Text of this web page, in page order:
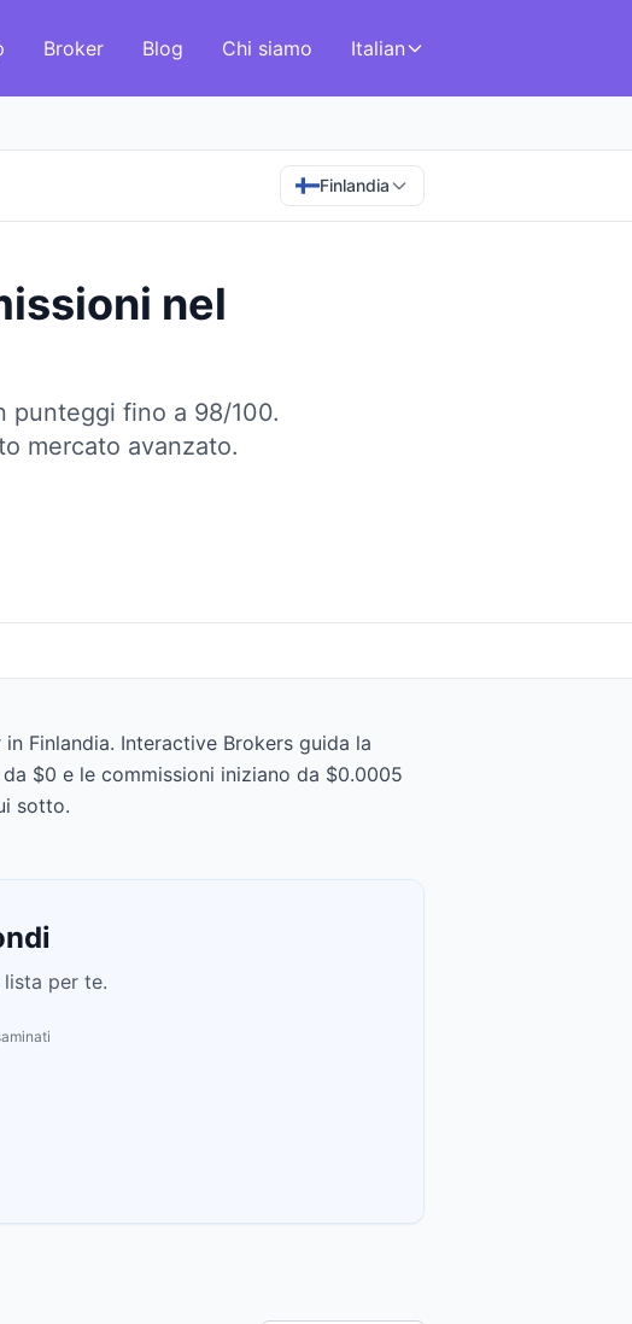
Broker Blog Chi siamo Italian
Finlandia
nel
punteggi fino a 98/100.
mercato avanzato.
Finlandia. Interactive Brokers guida la
$0 e le commissioni iniziano da $0.0005
sotto.
per te.